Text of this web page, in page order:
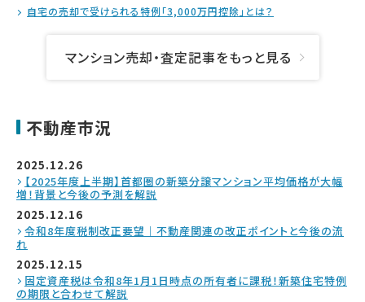
自宅の売却で受けられる特例「3,000万円控除」とは？
マンション売却・査定記事をもっと見る
不動産市況
2025.12.26
【2025年度上半期】首都圏の新築分譲マンション平均価格が大幅
増！背景と今後の予測を解説
2025.12.16
令和8年度税制改正要望｜不動産関連の改正ポイントと今後の流
れ
2025.12.15
固定資産税は令和8年1月1日時点の所有者に課税！新築住宅特例
の期限と合わせて解説